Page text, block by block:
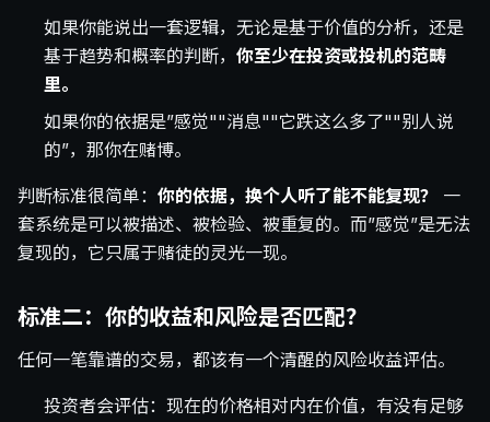
如果你能说出一套逻辑，无论是基于价值的分析，还是
基于趋势和概率的判断， 你至少在投资或投机的范畴
里。
如果你的依据是”感觉""消息""它跌这么多了""别人说
的”，那你在赌博。
判断标准很简单： 你的依据，换个人听了能不能复现？
一
套系统是可以被描述、被检验、被重复的。而”感觉”是无法
复现的，它只属于赌徒的灵光一现。
标准二：你的收益和风险是否匹配？
任何一笔靠谱的交易，都该有一个清醒的风险收益评估。
投资者会评估：现在的价格相对内在价值，有没有足够